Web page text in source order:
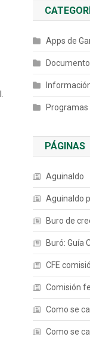
Apps de
Programas
PÁGINAS
Aguinaldo
Aguinaldo
Buro de
Buró: Guía
CFE
Comisión
Como se
Como se